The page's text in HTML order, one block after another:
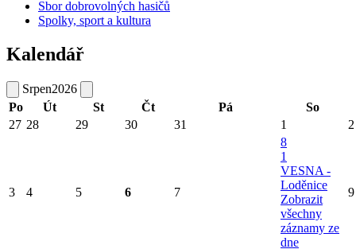
Sbor dobrovolných hasičů
Spolky, sport a kultura
Kalendář
Srpen2026
Po
Út St Čt Pá
So
27 28 29 30 31 1 2
3 4 5 6 7
8
1
VESNA -
Loděnice
Zobrazit
všechny
záznamy ze
dne
9